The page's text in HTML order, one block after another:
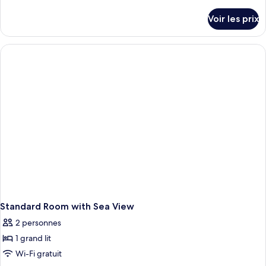
(External
Jacuzzi)
le
type
de
Voir les prix
Standard Room with Sea View
2 personnes
1 grand lit
Wi-Fi gratuit